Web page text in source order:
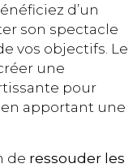
d’un
son spectacle
vos objectifs. Le
une
pour
apportant une
de ressouder les